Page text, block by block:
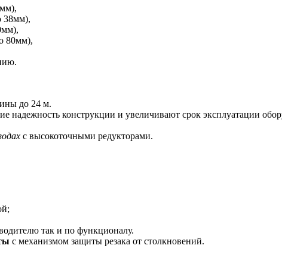
38мм),
80мм),
до 24 м.
надежность конструкции и увеличивают срок эксплуатации
с высокоточными редукторами.
так и по функционалу.
с механизмом защиты резака от столкновений.